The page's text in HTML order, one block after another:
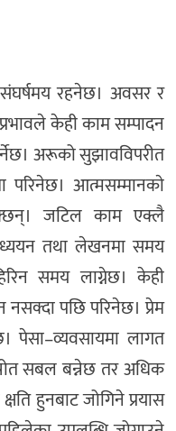
रहनेछ। अवसर र
केही काम सम्पादन
अरूको सुझावविपरीत
परिनेछ। आत्मसम्मानकाे
जटिल काम एक्लै
तथा लेखनमा समय
समय लाग्नेछ। केही
पछि परिनेछ। प्रेम
पेसा–व्यवसायमा लागत
सबल बन्नेछ तर अधिक
हुनबाट जोगिने प्रयास